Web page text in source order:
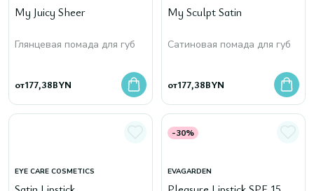
My Juicy Sheer
Глянцевая помада для губ
от177,38BYN
My Sculpt Satin
Сатиновая помада для губ
от177,38BYN
EYE CARE COSMETICS
-30%
EVAGARDEN